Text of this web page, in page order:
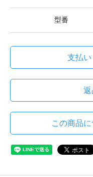
型番
支払い
返
この商品